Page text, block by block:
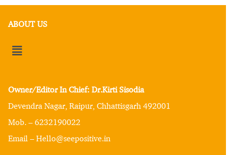
ABOUT US
Owner/Editor In Chief: Dr.Kirti Sisodia
Devendra Nagar, Raipur, Chhattisgarh 492001
Mob. – 6232190022
Email – Hello@seepositive.in